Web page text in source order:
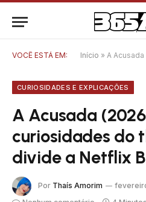
VOCÊ ESTÁ EM: Início » A Acusada
CURIOSIDADES E EXPLICAÇÕES
A Acusada
curiosidades do
divide a Netflix
Por Thaís Amorim